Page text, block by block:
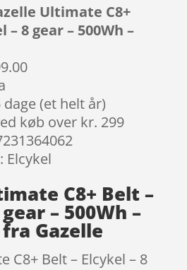
Ultimate C8+
– 8 gear – 500Wh –
(et helt år)
køb over kr. 299
Elcykel
C8+ Belt –
– 500Wh –
Gazelle
C8+ Belt – Elcykel – 8